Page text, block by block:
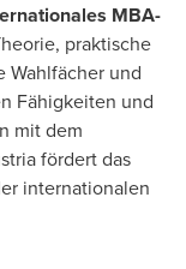
MBA-
praktische
Wahlfächer und
Fähigkeiten und
mit dem
fördert das
internationalen